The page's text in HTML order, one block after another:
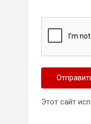
Этот сайт